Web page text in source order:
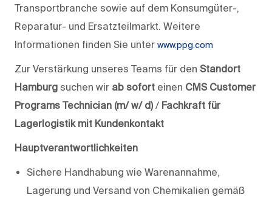
Transportbranche sowie auf dem Konsumgüter-,
Reparatur- und Ersatzteilmarkt. Weitere
Informationen finden Sie unter www.ppg.com
Zur Verstärkung unseres Teams für den Standort
Hamburg suchen wir ab sofort einen CMS Customer
Programs Technician (m/ w/ d)/ Fachkraft für
Lagerlogistik mit Kundenkontakt
Hauptverantwortlichkeiten
Sichere Handhabung wie Warenannahme,
Lagerung und Versand von Chemikalien gemäß